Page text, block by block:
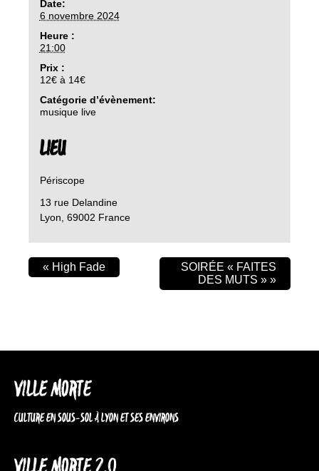
Date:
6 novembre 2024
Heure :
21:00
Prix :
12€ à 14€
Catégorie d’évènement:
musique live
LIEU
Périscope
13 rue Delandine
Lyon 69002 France
« High Fade
SOIRÉE « FAITES
DES MUTS » »
VILLE MORTE
CULTURE EN SOUS-SOL À LYON ET SES ENVIRONS